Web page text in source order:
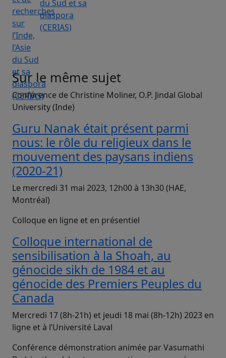
du Sud et sa
diaspora
(CERIAS)
Sur le même sujet
Conférence de Christine Moliner, O.P. Jindal Global
University (Inde)
Guru Nanak était présent parmi
nous: le rôle du religieux dans le
mouvement des paysans indiens
(2020-21)
Le mercredi 31 mai 2023, 12h00 à 13h30 (HAE,
Montréal)
Colloque en ligne et en présentiel
Colloque international de
sensibilisation à la Shoah, au
génocide sikh de 1984 et au
génocide des Premiers Peuples du
Canada
Mercredi 17 (8h-21h) et jeudi 18 mai (8h-12h) 2023 en
ligne et à l’Université Laval
Conférence démonstration animée par Vasumathi